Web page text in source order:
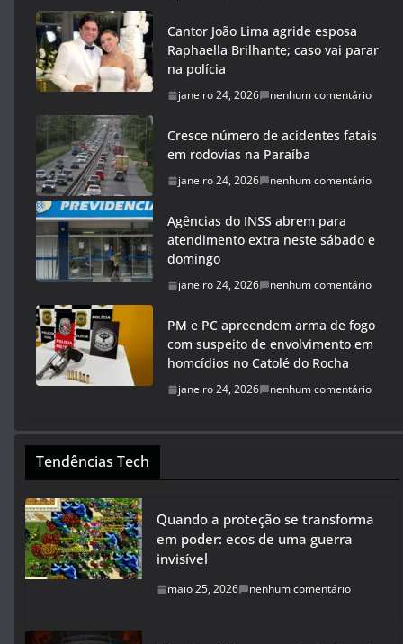
Cantor João Lima agride esposa
Raphaella Brilhante; caso vai parar
na polícia
janeiro 24, 2026 nenhum comentário
Cresce número de acidentes fatais
em rodovias na Paraíba
janeiro 24, 2026 nenhum comentário
Agências do INSS abrem para
atendimento extra neste sábado e
domingo
janeiro 24, 2026 nenhum comentário
PM e PC apreendem arma de fogo
com suspeito de envolvimento em
homcídios no Catolé do Rocha
janeiro 24, 2026 nenhum comentário
Tendências Tech
Quando a proteção se transforma
em poder: ecos de uma guerra
invisível
maio 25, 2026 nenhum comentário